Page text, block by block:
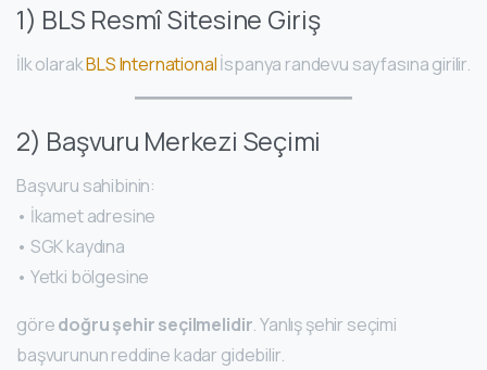
1) BLS Resmî Sitesine Giriş
İlk olarakBLS Internationalİspanya randevu sayfasına girilir.
2) Başvuru Merkezi Seçimi
Başvuru sahibinin:
• İkamet adresine
• SGK kaydına
• Yetki bölgesine
göredoğru şehir seçilmelidir. Yanlış şehir seçimi
başvurunun reddine kadar gidebilir.